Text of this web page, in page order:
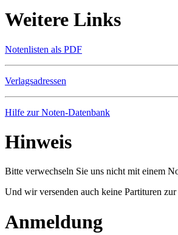
Weitere Links
Notenlisten als PDF
Verlagsadressen
Hilfe zur Noten-Datenbank
Hinweis
Bitte verwechseln Sie uns nicht mit einem
Und wir versenden auch keine Partituren
Anmeldung